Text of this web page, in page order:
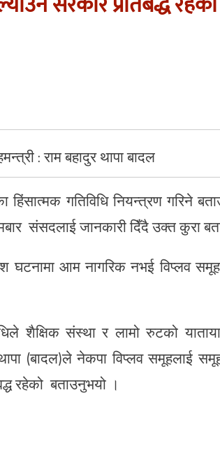
: राम बहादुर थापा बादल
हिंसात्मक गतिविधि नियन्त्रण गरिने
संसदलाई जानकारी दिँदै उक्त कुरा
घटनामा आम नागरिक नभई विप्लव
शैक्षिक संस्था र लामो रुटको
(बादल)ले नेकपा विप्लव समूहलाई
रहेको बताउनुभयो ।